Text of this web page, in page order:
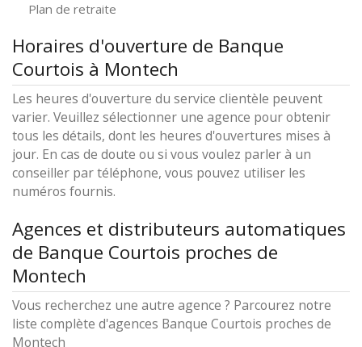
Plan de retraite
Horaires d'ouverture de Banque
Courtois à Montech
Les heures d'ouverture du service clientèle peuvent
varier. Veuillez sélectionner une agence pour obtenir
tous les détails, dont les heures d'ouvertures mises à
jour. En cas de doute ou si vous voulez parler à un
conseiller par téléphone, vous pouvez utiliser les
numéros fournis.
Agences et distributeurs automatiques
de Banque Courtois proches de
Montech
Vous recherchez une autre agence ? Parcourez notre
liste complète d'agences Banque Courtois proches de
Montech